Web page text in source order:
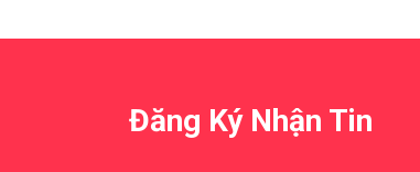
Đăng Ký Nhận Tin